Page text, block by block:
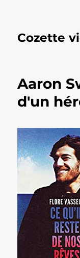
Cozette
Aaron
d'un